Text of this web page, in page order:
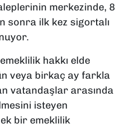
merkezinde, 8
sonra ilk kez sigortalı
hakkı elde
veya birkaç ay farkla
vatandaşlar arasında
isteyen
bir emeklilik